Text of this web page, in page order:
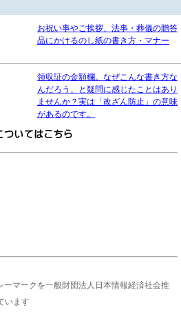
お祝い事やご挨拶、法事・葬儀の贈答
品にかけるのし紙の書き方・マナー
領収証の金額欄。なぜこんな書き方な
んだろう、と疑問に感じたことはあり
ませんか？実は「改ざん防止」の意味
があるのです。
ーマークを一般財団法人日本情報経済社会推
います